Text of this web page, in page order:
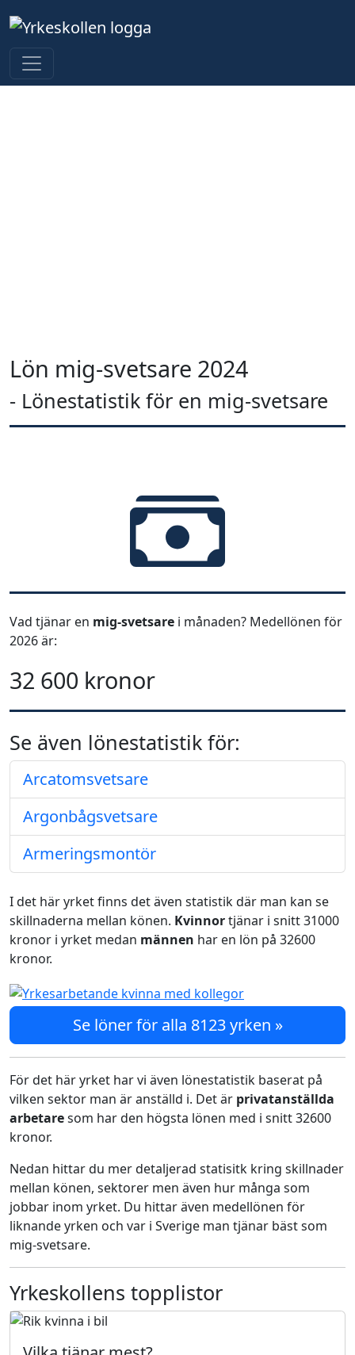
Lön mig-svetsare 2024
- Lönestatistik för en mig-svetsare
Vad tjänar en mig-svetsare i månaden? Medellönen för
2026 är:
32 600 kronor
Se även lönestatistik för:
Arcatomsvetsare
Argonbågsvetsare
Armeringsmontör
I det här yrket finns det även statistik där man kan se
skillnaderna mellan könen. Kvinnortjänar i snitt 31000
kronor i yrket medan männen har en lön på 32600
kronor.
Se löner för alla 8123 yrken »
För det här yrket har vi även lönestatistik baserat på
vilken sektor man är anställd i. Det är privatanställda
arbetaresom har den högsta lönen med i snitt 32600
kronor.
Nedan hittar du mer detaljerad statisitk kring skillnader
mellan könen, sektorer men även hur många som
jobbar inom yrket. Du hittar även medellönen för
liknande yrken och var i Sverige man tjänar bäst som
mig-svetsare.
Yrkeskollens topplistor